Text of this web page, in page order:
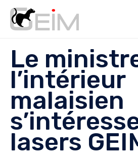
Le
l’intérieur
malaisien
lasers